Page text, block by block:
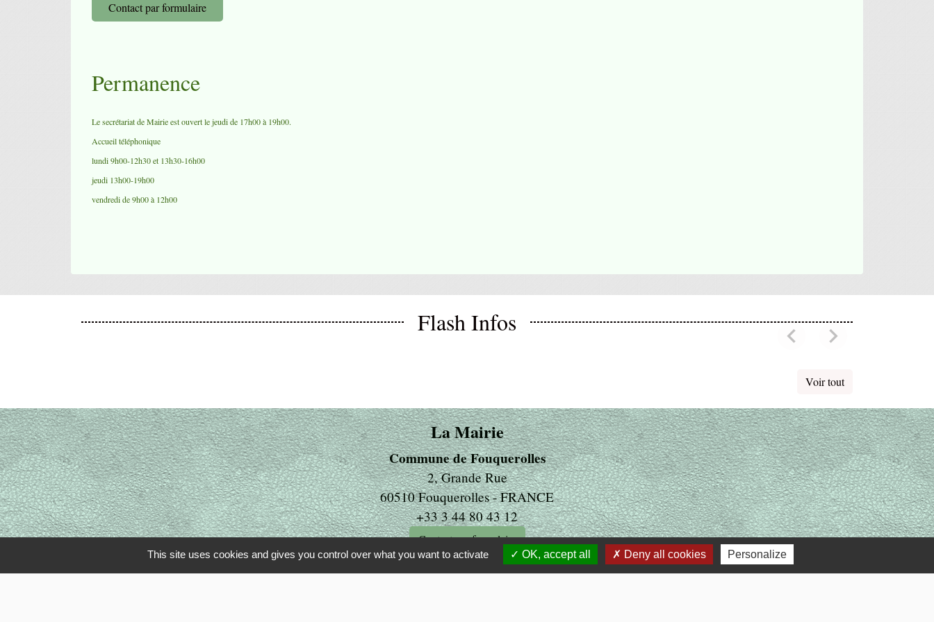
Contact par formulaire
Permanence
Le secrétariat de Mairie est ouvert le jeudi de 17h00 à 19h00.
Accueil téléphonique
lundi 9h00-12h30 et 13h30-16h00
jeudi 13h00-19h00
vendredi de 9h00 à 12h00
Flash Infos chevron_leftPreviouschevron_rightNext
Voir tout
La Mairie
Commune de Fouquerolles
2, Grande Rue
60510 Fouquerolles - FRANCE
+33 3 44 80 43 12
Contact par formulaire
This site uses cookies and gives you control over what you want to activate OK, accept all Deny all cookies Personalize